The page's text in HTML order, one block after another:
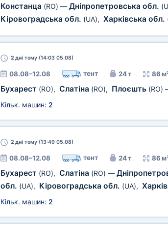
Констанца (RO) — Дніпропетровська обл.
Кіровоградська обл. (UA), Харківська обл.
2 днітому (14:03 05.08)
08.08–12.08 тент 24 т 86
Бухарест (RO), Слатіна (RO), Плоєшть (RO)
Кільк. машин: 2
2 днітому (13:49 05.08)
08.08–12.08 тент 24 т 86
Бухарест (RO), Слатіна (RO) —
обл. (UA), Кіровоградська обл. (UA),
Кільк. машин: 2